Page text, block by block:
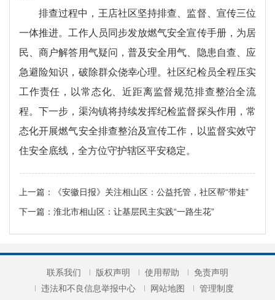
排查过程中，王店社区坚持排查、监督、宣传三位
一体推进。工作人员同步发放燃气安全宣传手册，为居
民、商户解答用气疑问，普及安全用气、隐患自查、应
急避险知识，破除群众侥幸心理。社区纪检员全程压实
工作责任，以常态化、近距离监督规范排查整治全流
程。下一步，渠沟镇将持续发挥纪检监督探头作用，常
态化开展燃气安全排查整治及宣传工作，以监督实效守
住安全底线，全方位守护辖区平安稳定。
上一篇：
《安徽日报》关注相山区：公益托管，社区帮“带娃”
下一篇： 淮北市相山区：让基层民主实践“一路生花”
联系我们 版权声明 使用帮助
免责声明
违法和不良信息举报中心
网站地图 管理制度